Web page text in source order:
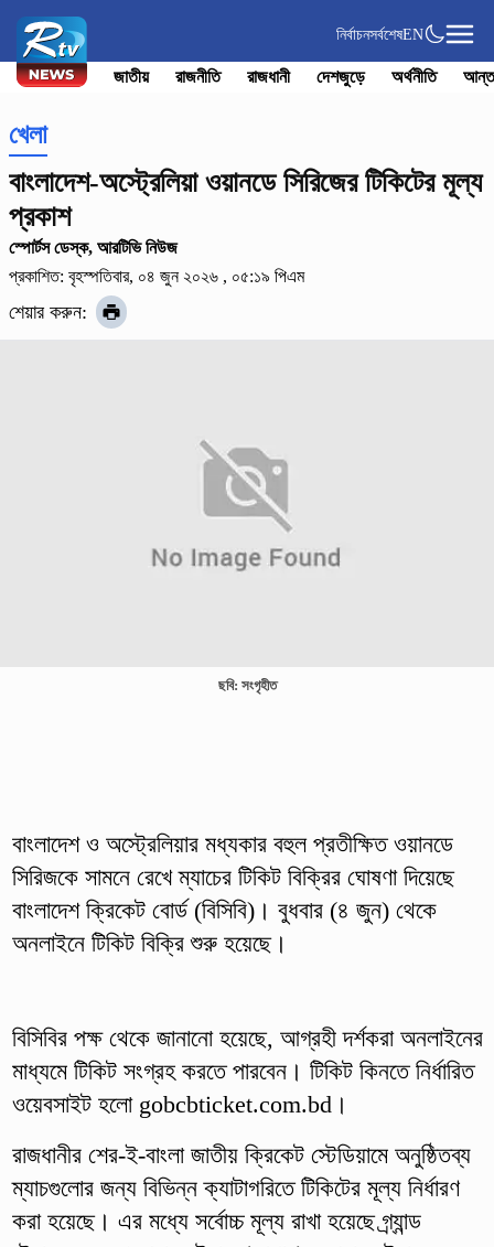
নির্বাচনসর্বশেষEN
জাতীয় রাজনীতি রাজধানী দেশজুড়ে অর্থনীতি
খেলা
বাংলাদেশ-অস্ট্রেলিয়া ওয়ানডে সিরিজের টিকিটের মূল্য
প্রকাশ
স্পোর্টস ডেস্ক, আরটিভি নিউজ
প্রকাশিত: বৃহস্পতিবার, ০৪ জুন ২০২৬ , ০৫:১৯ পিএম
শেয়ার করুন:
ছবি: সংগৃহীত
বাংলাদেশ ও অস্ট্রেলিয়ার মধ্যকার বহুল প্রতীক্ষিত ওয়ানডে
সিরিজকে সামনে রেখে ম্যাচের টিকিট বিক্রির ঘোষণা দিয়েছে
বাংলাদেশ ক্রিকেট বোর্ড (বিসিবি)। বুধবার (৪ জুন) থেকে
অনলাইনে টিকিট বিক্রি শুরু হয়েছে।
বিসিবির পক্ষ থেকে জানানো হয়েছে, আগ্রহী দর্শকরা অনলাইনের
মাধ্যমে টিকিট সংগ্রহ করতে পারবেন। টিকিট কিনতে নির্ধারিত
ওয়েবসাইট হলো gobcbticket.com.bd।
রাজধানীর শের-ই-বাংলা জাতীয় ক্রিকেট স্টেডিয়ামে অনুষ্ঠিতব্য
ম্যাচগুলোর জন্য বিভিন্ন ক্যাটাগরিতে টিকিটের মূল্য নির্ধারণ
করা হয়েছে। এর মধ্যে সর্বোচ্চ মূল্য রাখা হয়েছে গ্র্যান্ড